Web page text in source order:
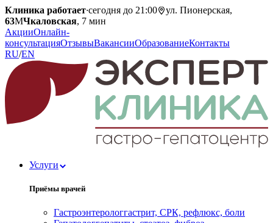
Клиника работает·сегодня до 21:00
ул. Пионерская,
63МЧкаловская, 7 мин
АкцииОнлайн-
консультацияОтзывыВакансииОбразованиеКонтакты
RU/EN
Услуги
Приёмы врачей
Гастроэнтерологгастрит, СРК, рефлюкс, боли